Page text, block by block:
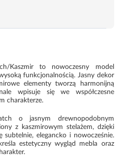
Kaszmir to nowoczesny model
funkcjonalnością. Jasny dekor
elementy tworzą harmonijną
wpisuje się we współczesne
charakterze.
o jasnym drewnopodobnym
z kaszmirowym stelażem, dzięki
subtelnie, elegancko i nowocześnie.
estetyczny wygląd mebla oraz